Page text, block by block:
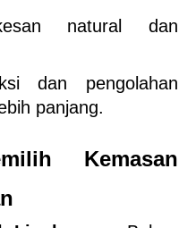
natural dan
dan pengolahan
panjang.
Kemasan